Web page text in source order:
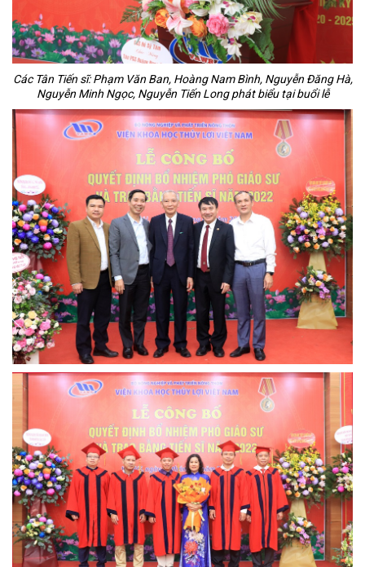
Các Tân Tiến sĩ: Phạm Văn Ban, Hoàng Nam Bình, Nguyễn Đăng Hà,
Nguyễn Minh Ngọc, Nguyễn Tiến Long phát biểu tại buổi lễ